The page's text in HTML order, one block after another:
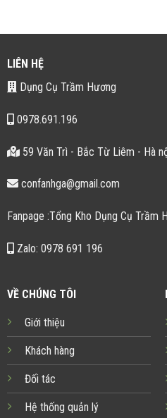
LIÊN HỆ
Dụng Cụ Trầm Hương
0978.691.196
59 Văn Trì - Bắc Từ Liêm - Hà
confanhga@gmail.com
Fanpage :Tổng Kho Dụng Cụ Trầm
Zalo: 0978 691 196
VỀ CHÚNG TÔI
Giới thiệu
Khách hàng
Đối tác
Hệ thống quản lý